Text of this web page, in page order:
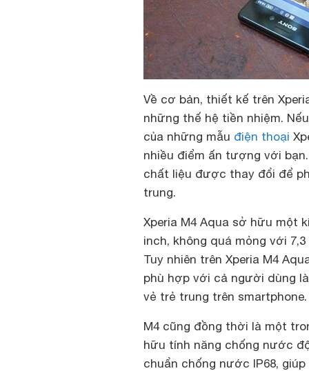
Về cơ bản, thiết kế trên
những thế hệ tiền nhiệm.
của những mẫu điện thoại
nhiều điểm ấn tượng với
chất liệu được thay đổi để
trung.
Xperia M4 Aqua sở hữu một
inch, không quá mỏng với
Tuy nhiên trên Xperia M4
phù hợp với cả người dùng
vẻ trẻ trung trên smartphone.
M4 cũng đồng thời là một
hữu tính năng chống nước
chuẩn chống nước IP68,